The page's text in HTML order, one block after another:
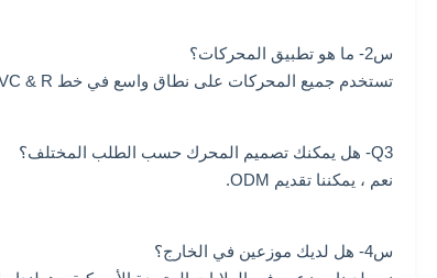
س2- ما هو تطبيق المحركات؟
تستخدم جميع المحركات على نطاق واسع في خط HVC & R.
Q3- هل يمكنك تصميم المحرك حسب الطلب المختلف؟
نعم ، يمكننا تقديم ODM.
س4- هل لديك موزعين في الخارج؟